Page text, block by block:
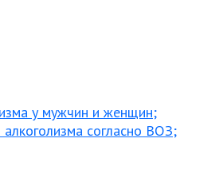
у мужчин и женщин;
согласно ВОЗ;